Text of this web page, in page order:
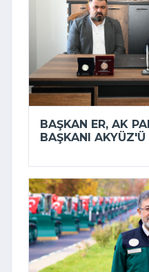
BAŞKAN ER, AK
BAŞKANI